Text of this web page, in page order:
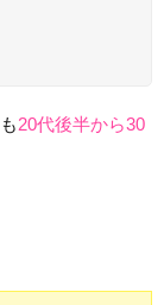
20代後半から30